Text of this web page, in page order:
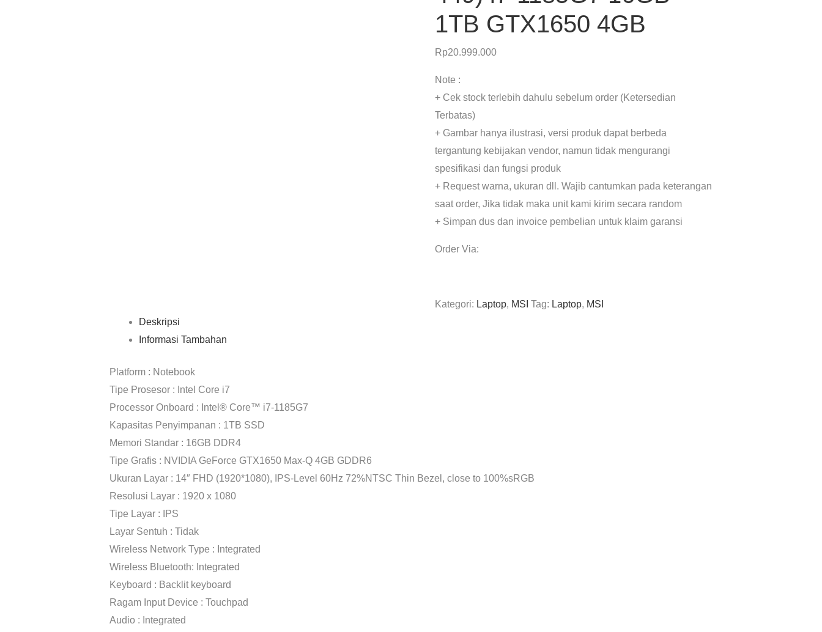
1TB GTX1650 4GB
Rp20.999.000
Note :
+ Cek stock terlebih dahulu sebelum order (Ketersedian
Terbatas)
+ Gambar hanya ilustrasi, versi produk dapat berbeda
tergantung kebijakan vendor, namun tidak mengurangi
spesifikasi dan fungsi produk
+ Request warna, ukuran dll. Wajib cantumkan pada keterangan
saat order, Jika tidak maka unit kami kirim secara random
+ Simpan dus dan invoice pembelian untuk klaim garansi
Order Via:
Kategori: Laptop, MSI Tag: Laptop, MSI
Deskripsi
Informasi Tambahan
Platform : Notebook
Tipe Prosesor : Intel Core i7
Processor Onboard : Intel® Core™ i7-1185G7
Kapasitas Penyimpanan : 1TB SSD
Memori Standar : 16GB DDR4
Tipe Grafis : NVIDIA GeForce GTX1650 Max-Q 4GB GDDR6
Ukuran Layar : 14″ FHD (1920*1080), IPS-Level 60Hz 72%NTSC Thin Bezel, close to 100%sRGB
Resolusi Layar : 1920 x 1080
Tipe Layar : IPS
Layar Sentuh : Tidak
Wireless Network Type : Integrated
Wireless Bluetooth: Integrated
Keyboard : Backlit keyboard
Ragam Input Device : Touchpad
Audio : Integrated